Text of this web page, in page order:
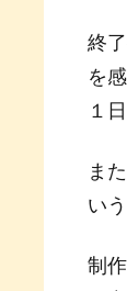
終
を
１
ま
い
制